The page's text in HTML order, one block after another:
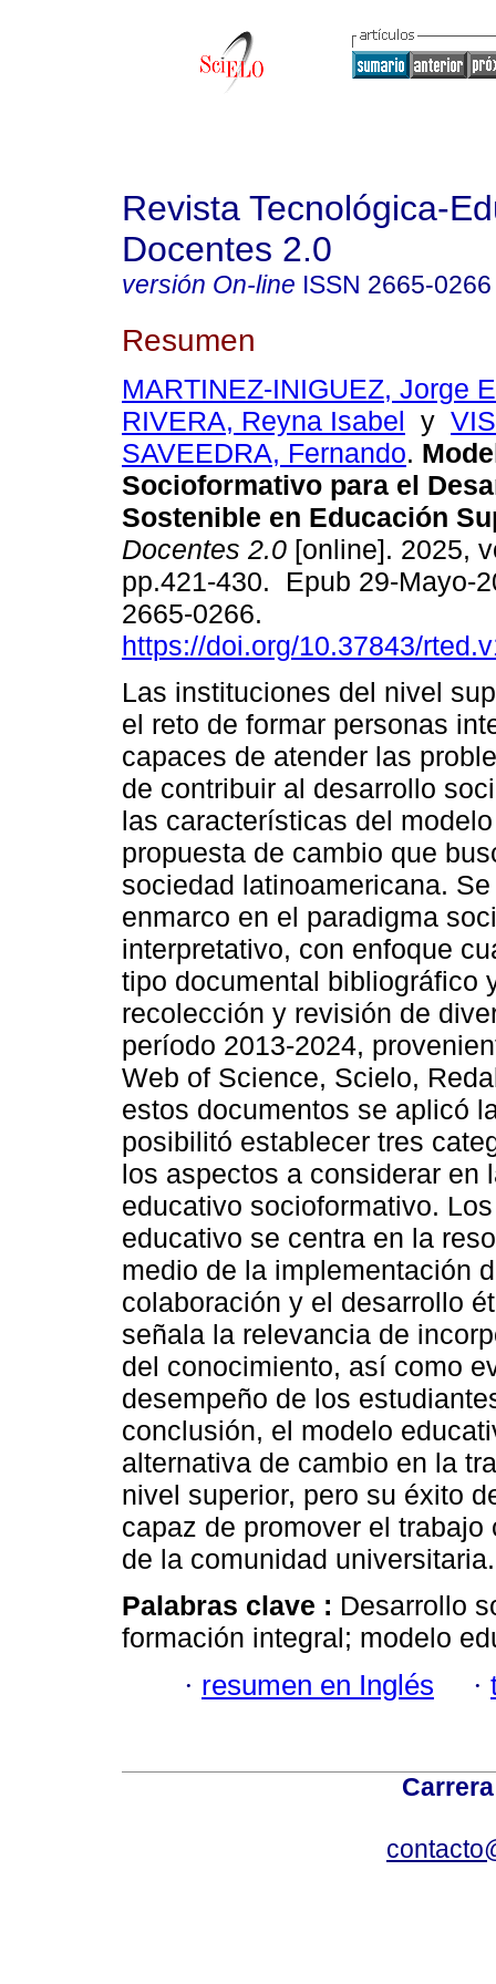
Revista Tecnológica-
Docentes 2.0
versión On-line ISSN 2665-0266
Resumen
MARTINEZ-INIGUEZ, Jorge
RIVERA, Reyna Isabel y
SAVEEDRA, Fernando.
Socioformativo para el
Sostenible en Educación
Docentes 2.0 [online]. 2025,
pp.421-430. Epub 29-Mayo-
2665-0266.
https://doi.org/10.37843/
Las instituciones del nivel
el reto de formar personas
capaces de atender las
de contribuir al desarrollo
las características del
propuesta de cambio que
sociedad latinoamericana.
enmarco en el paradigma
interpretativo, con enfoque
tipo documental bibliográfico
recolección y revisión de
período 2013-2024,
Web of Science, Scielo,
estos documentos se aplicó
posibilitó establecer tres
los aspectos a considerar en
educativo socioformativo.
educativo se centra en la
medio de la implementación
colaboración y el desarrollo
señala la relevancia de
del conocimiento, así como
desempeño de los
conclusión, el modelo
alternativa de cambio en la
nivel superior, pero su éxito
capaz de promover el
de la comunidad universitaria.
Palabras clave : Desarrollo
formación integral; modelo
· resumen en Inglés ·